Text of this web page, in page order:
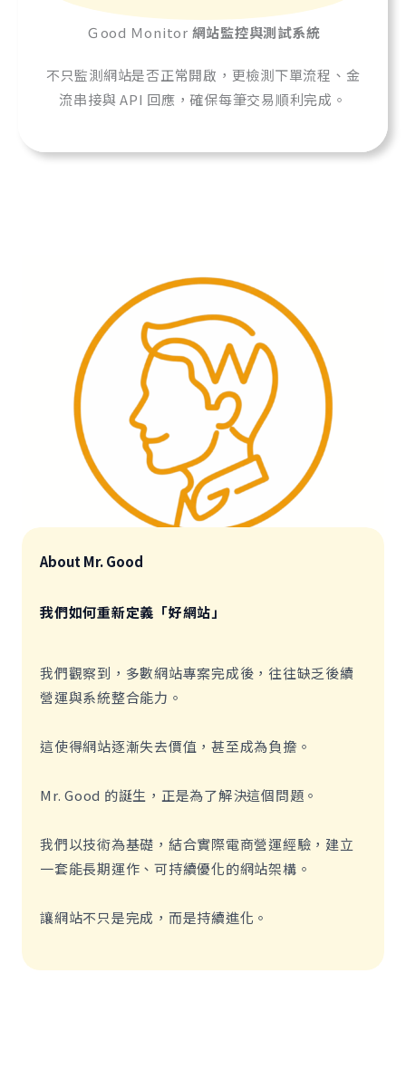
Ｇood Ｍonitor 網站監控與測試系統
不只監測網站是否正常開啟，更檢測下單流程、金
流串接與 API 回應，確保每筆交易順利完成。
About Mr. Good
我們如何重新定義「好網站」
我們觀察到，多數網站專案完成後，往往缺乏後續
營運與系統整合能力。
這使得網站逐漸失去價值，甚至成為負擔。
Mr. Good 的誕生，正是為了解決這個問題。
我們以技術為基礎，結合實際電商營運經驗，建立
一套能長期運作、可持續優化的網站架構。
讓網站不只是完成，而是持續進化。